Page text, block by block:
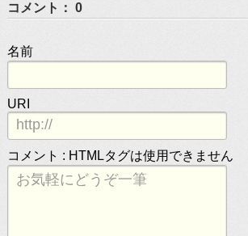
コメント： 0
名前
URI
コメント : HTMLタグは使用できません